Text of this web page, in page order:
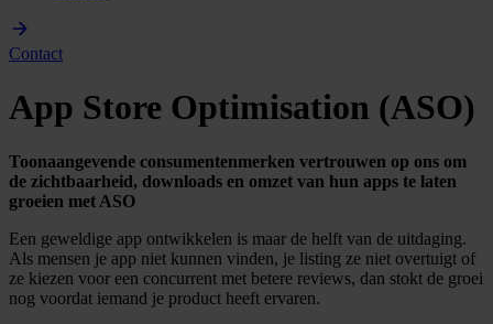
Contact
App Store Optimisation (ASO)
Toonaangevende consumentenmerken vertrouwen op ons om
de zichtbaarheid, downloads en omzet van hun apps te laten
groeien met ASO
Een geweldige app ontwikkelen is maar de helft van de uitdaging.
Als mensen je app niet kunnen vinden, je listing ze niet overtuigt of
ze kiezen voor een concurrent met betere reviews, dan stokt de groei
nog voordat iemand je product heeft ervaren.